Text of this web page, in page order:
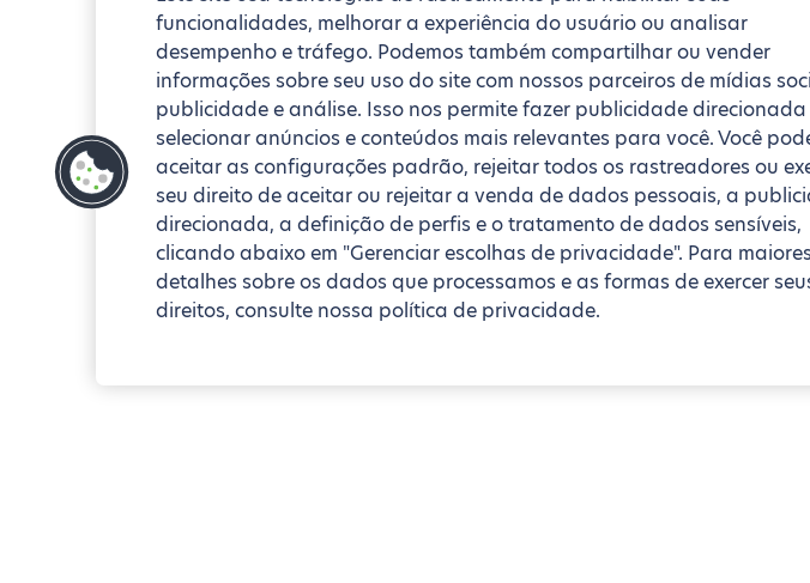
funcionalidades, melhorar a experiência do usuário ou analisar
desempenho e tráfego. Podemos também compartilhar ou vender
informações sobre seu uso do site com nossos parceiros de mídias
publicidade e análise. Isso nos permite fazer publicidade direcionada
selecionar anúncios e conteúdos mais relevantes para você. Você
aceitar as configurações padrão, rejeitar todos os rastreadores ou
seu direito de aceitar ou rejeitar a venda de dados pessoais, a
direcionada, a definição de perfis e o tratamento de dados sensíveis,
clicando abaixo em "Gerenciar escolhas de privacidade". Para maiores
detalhes sobre os dados que processamos e as formas de exercer
direitos, consulte nossa política de privacidade.